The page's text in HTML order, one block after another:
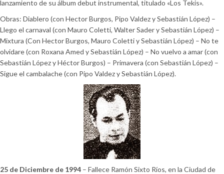
lanzamiento de su álbum debut instrumental, titulado «Los Tekis».
Obras: Diablero (con Hector Burgos, Pipo Valdez y Sebastián López) –
Llego el carnaval (con Mauro Coletti, Walter Sader y Sebastián López) –
Mixtura (Con Hector Burgos, Mauro Coletti y Sebastián López) – No te
olvidare (con Roxana Amed y Sebastián López) – No vuelvo a amar (con
Sebastián López y Héctor Burgos) – Primavera (con Sebastián López) –
Sigue el cambalache (con Pipo Valdez y Sebastián López).
25 de Diciembre de 1994 – Fallece Ramón Sixto Ríos, en la Ciudad de